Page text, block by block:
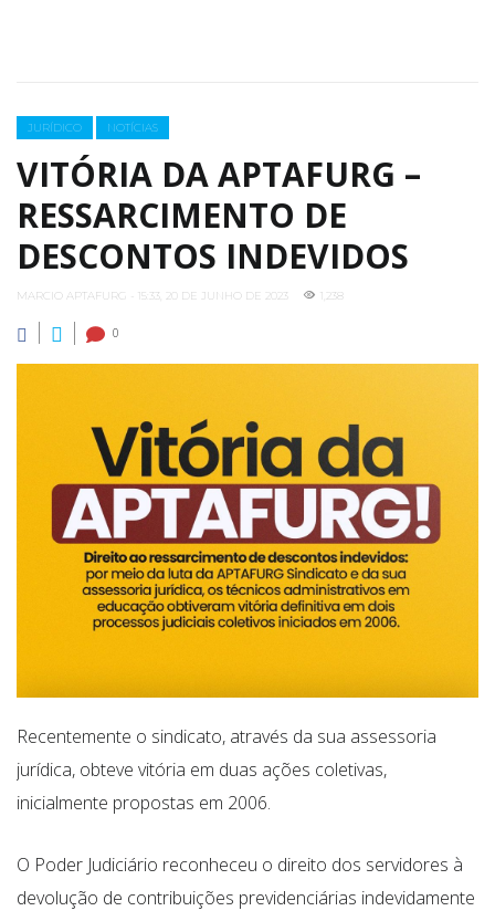
Categories
JURÍDICO NOTÍCIAS
VITÓRIA DA APTAFURG –
RESSARCIMENTO DE
DESCONTOS INDEVIDOS
MARCIO APTAFURG - 15:33, 20 DE JUNHO DE 2023 1,238
0
Recentemente o sindicato, através da sua assessoria
jurídica, obteve vitória em duas ações coletivas,
inicialmente propostas em 2006.
O Poder Judiciário reconheceu o direito dos servidores à
devolução de contribuições previdenciárias indevidamente